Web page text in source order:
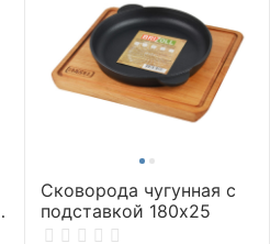
Сковорода чугунная с
подставкой 180х25